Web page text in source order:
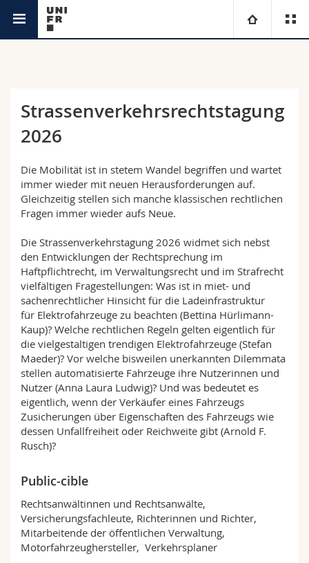
Campus
Recherche
Université
Formation continue
Théologie
Droit
Sciences économiques et sociales et management
Lettres et sciences humaines
Sciences de l'éducation et de la formation
Sciences et médecine
Interfacultaire
Vous êtes
Futurs étudiants
Etudiants
Médias
Chercheurs
Collaborateurs
Doctorants
Ressources
Annuaire du personnel
Plan d'accès
Bibliothèques
Webmail
Programme des cours
MyUnifr
Strassenverkehrsrechtstagung
2026
Die Mobilität ist in stetem Wandel begriffen und wartet
immer wieder mit neuen Herausforderungen auf.
Gleichzeitig stellen sich manche klassischen rechtlichen
Fragen immer wieder aufs Neue.
Die Strassenverkehrstagung 2026 widmet sich nebst
den Entwicklungen der Rechtsprechung im
Haftpflichtrecht, im Verwaltungsrecht und im Strafrecht
vielfältigen Fragestellungen: Was ist in miet- und
sachenrechtlicher Hinsicht für die Ladeinfrastruktur
für Elektrofahrzeuge zu beachten (Bettina Hürlimann-
Kaup)? Welche rechtlichen Regeln gelten eigentlich für
die vielgestaltigen trendigen Elektrofahrzeuge (Stefan
Maeder)? Vor welche bisweilen unerkannten Dilemmata
stellen automatisierte Fahrzeuge ihre Nutzerinnen und
Nutzer (Anna Laura Ludwig)? Und was bedeutet es
eigentlich, wenn der Verkäufer eines Fahrzeugs
Zusicherungen über Eigenschaften des Fahrzeugs wie
dessen Unfallfreiheit oder Reichweite gibt (Arnold F.
Rusch)?
Public-cible
Rechtsanwältinnen und Rechtsanwälte,
Versicherungsfachleute, Richterinnen und Richter,
Mitarbeitende der öffentlichen Verwaltung,
Motorfahrzeughersteller, Verkehrsplaner